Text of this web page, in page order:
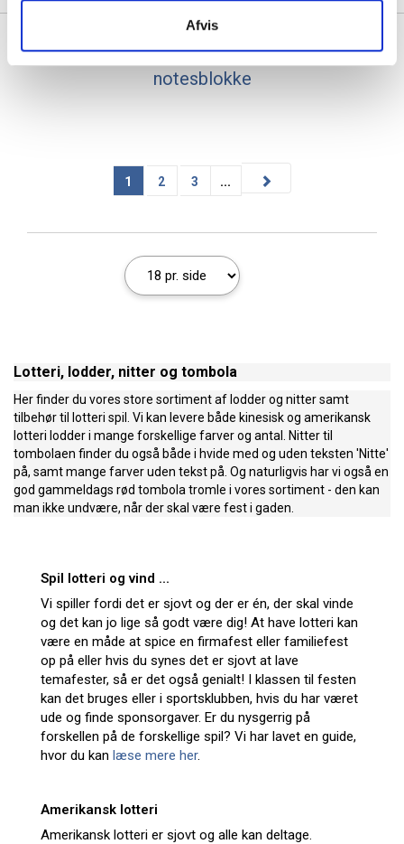
Afvis
Se også vores udvalg afblokke,notesbøgerog
notesblokke
1 2 3 ...
Lotteri, lodder, nitter og tombola
Her finder du vores store sortiment af lodder og nitter samt
tilbehør til lotteri spil. Vi kan levere både kinesisk og amerikansk
lotteri lodder i mange forskellige farver og antal. Nitter til
tombolaen finder du også både i hvide med og uden teksten 'Nitte'
på, samt mange farver uden tekst på. Og naturligvis har vi også en
god gammeldags rød tombola tromle i vores sortiment - den kan
man ikke undvære, når der skal være fest i gaden.
Spil lotteri og vind ...
Vi spiller fordi det er sjovt og der er én, der skal vinde
og det kan jo lige så godt være dig! At have lotteri kan
være en måde at spice en firmafest eller familiefest
op på eller hvis du synes det er sjovt at lave
temafester, så er det også genialt! I klassen til festen
kan det bruges eller i sportsklubben, hvis du har været
ude og finde sponsorgaver. Er du nysgerrig på
forskellen på de forskellige spil? Vi har lavet en guide,
hvor du kan læse mere her.
Amerikansk lotteri
Amerikansk lotteri er sjovt og alle kan deltage.